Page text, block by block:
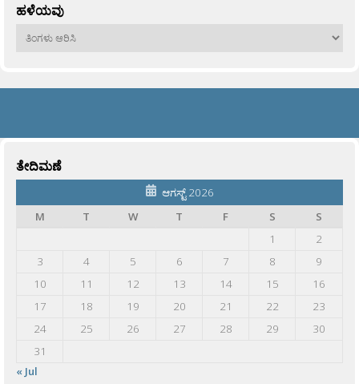
ಹಳೆಯವು
ಹಳೆಯವು
ತೇದಿಮಣೆ
ಆಗಸ್ಟ್ 2026
M
T W T F S
S
1
2
3
4 5 6 7 8
9
10
11 12 13 14 15
16
17
18 19 20 21 22
23
24
25 26 27 28 29
30
31
« Jul